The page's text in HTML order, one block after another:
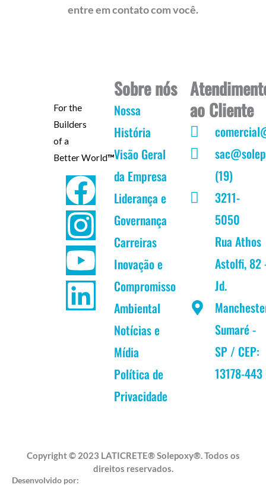
entre em contato com você.
For the
Builders
of a
Better World™
F
a
c
e
b
I
n
s
t
a
Y
o
u
t
u
L
i
n
k
e
Sobre nós
Nossa
História
Visão Geral
da Empresa
Liderança e
Governança
Carreiras
Inovação e
Compromisso
Ambiental
Notícias e
Mídia
Política de
Privacidade
ao Cliente
(19)
3211-
5050
Rua Athos
Astolfi, 82
Jd.
Sumaré -
SP / CEP:
13178-443
Copyright © 2023 LATICRETE® Solepoxy®. Todos os
direitos reservados.
Desenvolvido por: